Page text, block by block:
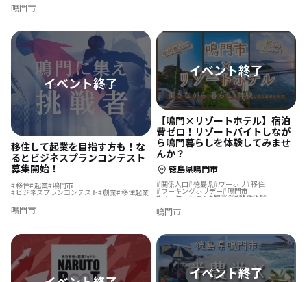
鳴門市
移住して起業を目指す方も！な
るとビジネスプランコンテスト
募集開始！
移住 起業 鳴門市
ビジネスプランコンテスト 創業 移住起業
鳴門市
【鳴門×リゾートホテル】宿泊
費ゼロ！リゾートバイトしなが
ら鳴門暮らしを体験してみませ
んか？
徳島県鳴門市
関係人口 徳島県 ワーホリ 移住
ワーキングホリデー 鳴門市
ワーケーション 観光業 移住体験
鳴門市